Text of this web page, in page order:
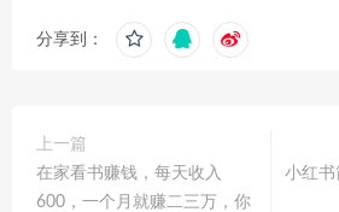
分享到：
上一篇
在家看书赚钱，每天收入
600，一个月就赚二三万，你
小红书